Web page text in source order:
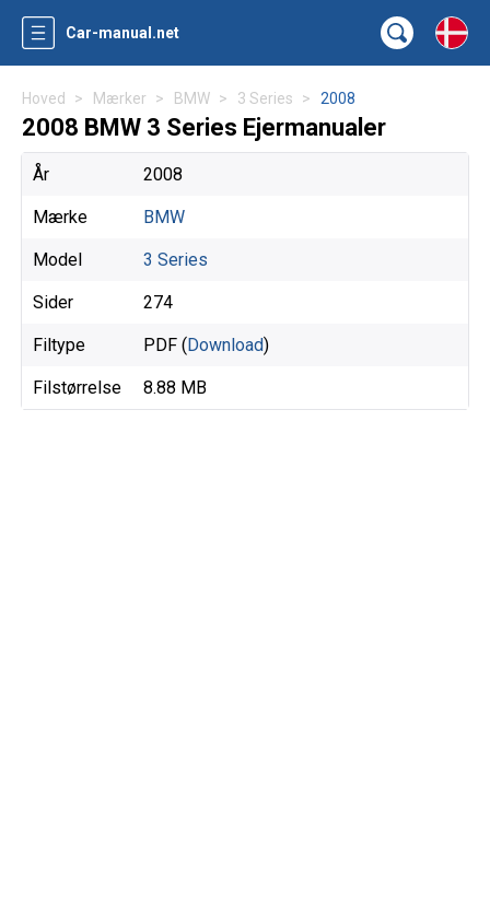
Car-manual.net
Hoved Mærker BMW 3 Series 2008
2008 BMW 3 Series Ejermanualer
År 2008
Mærke BMW
Model 3 Series
Sider 274
Filtype PDF (Download)
Filstørrelse 8.88 MB